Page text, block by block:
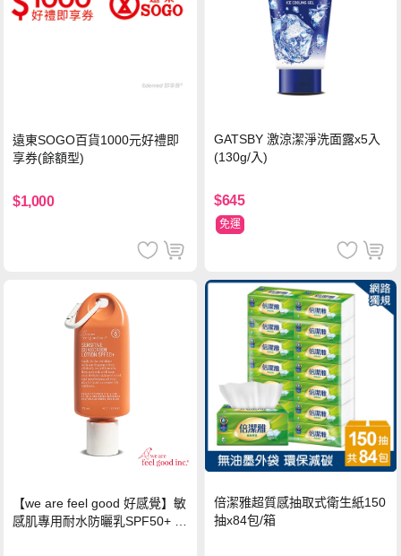
遠東SOGO百貨1000元好禮即
享券(餘額型)
$1,000
GATSBY 激涼潔淨洗面露x5入
(130g/入)
$645
免運
【we are feel good 好感覺】敏
感肌專用耐水防曬乳SPF50+ 7
倍潔雅超質感抽取式衛生紙150
抽x84包/箱